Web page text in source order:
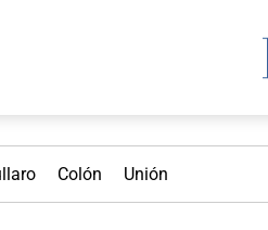
Colón Unión